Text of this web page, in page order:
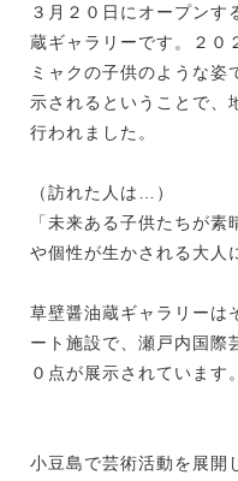
３月２０日にオープンす
蔵ギャラリーです。２０
ミャクの子供のような姿
示されるということで、
行われました。
（訪れた人は…）
「未来ある子供たちが
や個性が生かされる大人
草壁醤油蔵ギャラリーは
ート施設で、瀬戸内国際
０点が展示されています。
小豆島で芸術活動を展開